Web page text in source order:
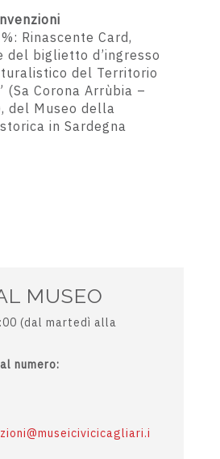
Rinascente Card,
del biglietto d’ingresso
del Territorio
(Sa Corona Arrùbia –
del Museo della
in Sardegna
MUSEO
(dal martedì alla
numero: